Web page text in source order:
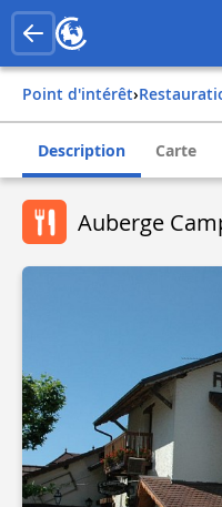
Point d'intérêt›
Description Carte
Auberge